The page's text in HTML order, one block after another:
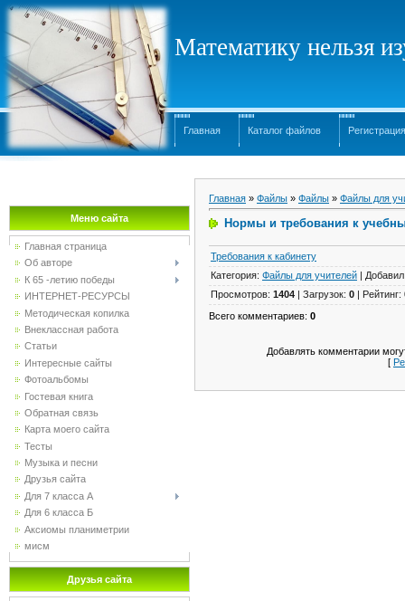
Математику нельзя
Главная Каталог файлов Регистрация
Меню сайта
Главная страница
Об авторе
К 65 -летию победы
ИНТЕРНЕТ-РЕСУРСЫ
Методическая копилка
Внеклассная работа
Статьи
Интересные сайты
Фотоальбомы
Гостевая книга
Обратная связь
Карта моего сайта
Тесты
Музыка и песни
Друзья сайта
Для 7 класса А
Для 6 класса Б
Аксиомы планиметрии
мисм
Друзья сайта
Главная » Файлы » Файлы » Файлы для
Нормы и требования к
Требования к кабинету
Категория: Файлы для учителей | Добавил
Просмотров: 1404 | Загрузок: 0 | Рейтинг:
Всего комментариев: 0
Добавлять комментарии
[